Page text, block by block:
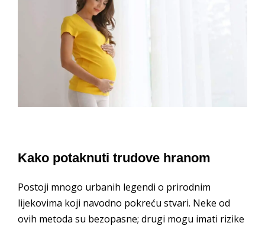
Kako potaknuti trudove hranom
Postoji mnogo urbanih legendi o prirodnim
lijekovima koji navodno pokreću stvari. Neke od
ovih metoda su bezopasne; drugi mogu imati rizike